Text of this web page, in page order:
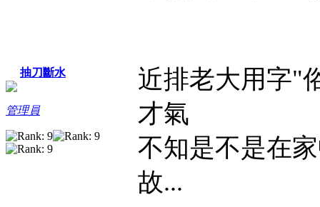
抽刀斷水
管理員
近排老大用字"
才氣
不知是不是在
故...